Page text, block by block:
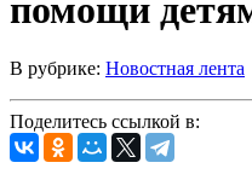
помощи
В рубрике: Новостная лента
Поделитесь ссылкой в: